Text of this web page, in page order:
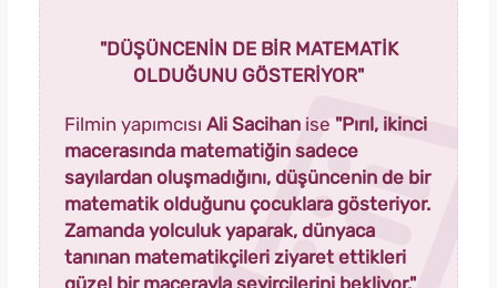
"DÜŞÜNCENİN DE BİR MATEMATİK
OLDUĞUNU GÖSTERİYOR"
Filmin yapımcısı Ali Sacihan ise "Pırıl, ikinci
macerasında matematiğin sadece
sayılardan oluşmadığını, düşüncenin de bir
matematik olduğunu çocuklara gösteriyor.
Zamanda yolculuk yaparak, dünyaca
tanınan matematikçileri ziyaret ettikleri
güzel bir macerayla seyircilerini bekliyor."